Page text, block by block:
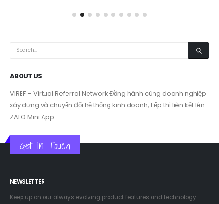
ABOUT US
VIREF – Virtual Referral Network Đồng hành cùng doanh nghiệp
xây dựng và chuyển đổi hệ thống kinh doanh, tiếp thị liên kết lên
ZALO Mini App
Get In Touch
NEWSLETTER
Keep up on our always evolving product features and technology.